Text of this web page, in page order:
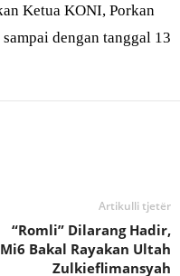
Ketua KONI, Porkan
dengan tanggal 13
Artikulli tjetër
“Romli” Dilarang Hadir,
Mi6 Bakal Rayakan Ultah
Zulkieflimansyah